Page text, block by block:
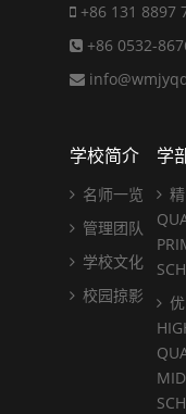
+86 131 8897
+86 0532-
学校简介
名师一览
管理团队
学校文化
校园掠影
学